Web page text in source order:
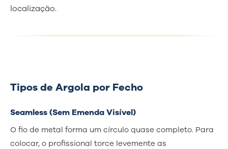
localização.
Tipos de Argola por Fecho
Seamless (Sem Emenda Visível)
O fio de metal forma um círculo quase completo. Para
colocar, o profissional torce levemente as